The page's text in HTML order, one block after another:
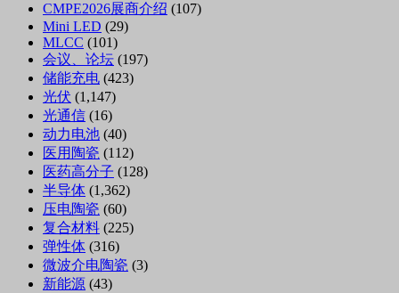
CMPE2026展商介绍 (107)
Mini LED (29)
MLCC (101)
会议、论坛 (197)
储能充电 (423)
光伏 (1,147)
光通信 (16)
动力电池 (40)
医用陶瓷 (112)
医药高分子 (128)
半导体 (1,362)
压电陶瓷 (60)
复合材料 (225)
弹性体 (316)
微波介电陶瓷 (3)
新能源 (43)